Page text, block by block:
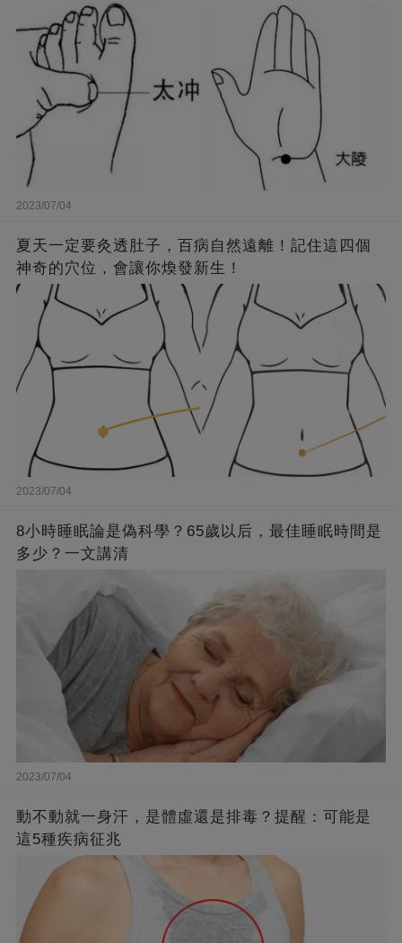
2023/07/04
夏天一定要灸透肚子，百病自然遠離！記住這四個
神奇的穴位，會讓你煥發新生！
2023/07/04
8小時睡眠論是偽科學？65歲以后，最佳睡眠時間是
多少？一文講清
2023/07/04
動不動就一身汗，是體虛還是排毒？提醒：可能是
這5種疾病征兆